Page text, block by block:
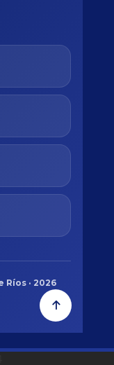
Ríos · 2026